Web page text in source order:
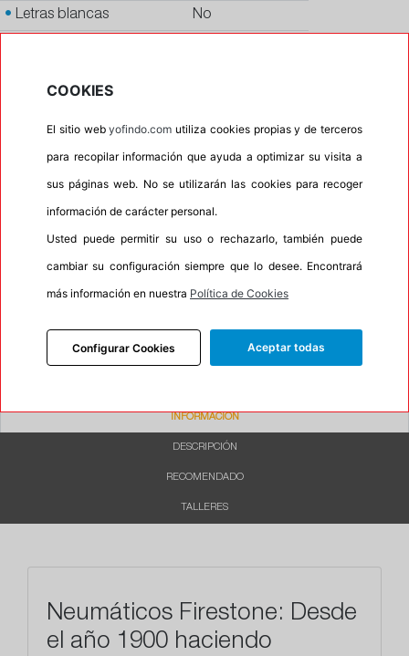
• Letras blancas No
Si
Calidad QUALITY
95%
Etiqueta energética Información Eprel
INFORMACIÓN
DESCRIPCIÓN
RECOMENDADO
TALLERES
Neumáticos Firestone: Desde
el año 1900 haciendo
COOKIES
El sitio webyofindo.com utiliza cookies propias y de terceros
para recopilar información que ayuda a optimizar su visita a
sus páginas web. No se utilizarán las cookies para recoger
información de carácter personal.
Usted puede permitir su uso o rechazarlo, también puede
cambiar su configuración siempre que lo desee. Encontrará
más información en nuestra Política de Cookies
Configurar Cookies Aceptar todas